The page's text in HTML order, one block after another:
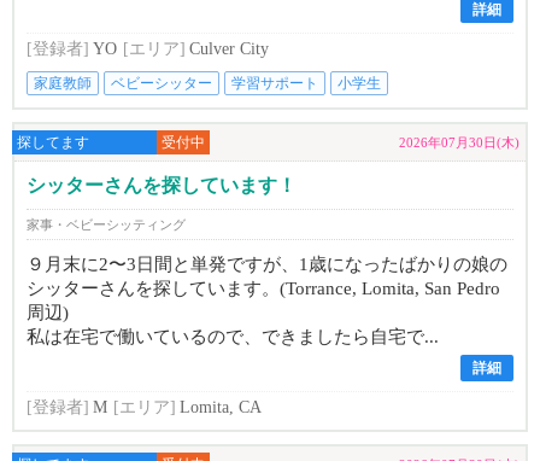
詳細
[登録者] YO [エリア] Culver City
家庭教師 ベビーシッター 学習サポート 小学生
探してます 受付中 2026年07月30日(木)
シッターさんを探しています！
家事・ベビーシッティング
９月末に2〜3日間と単発ですが、1歳になったばかりの娘の
シッターさんを探しています。(Torrance, Lomita, San Pedro
周辺)
私は在宅で働いているので、できましたら自宅で...
詳細
[登録者] M [エリア] Lomita, CA